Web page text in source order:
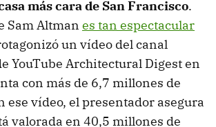
más cara de San Francisco.
Sam Altman es tan espectacular
un vídeo del canal
YouTube Architectural Digest en
con más de 6,7 millones de
ese vídeo, el presentador asegura
valorada en 40,5 millones de